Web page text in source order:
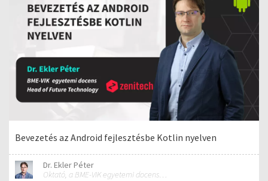
Bevezetés az Android fejlesztésbe Kotlin nyelven
Dr. Ekler Péter
Oktató, a BME-VIK egyetemi docense, az AutSoft Zrt. CTO-ja